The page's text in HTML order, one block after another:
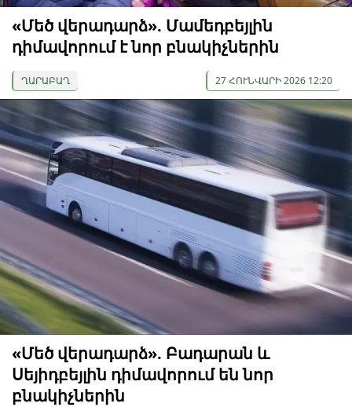
«Մեծ վերադարձ». Մամեդբեյլին
դիմավորում է նոր բնակիչներին
ՂԱՐԱԲԱՂ 27 ՀՈՒՆՎԱՐԻ 2026 12:20
«Մեծ վերադարձ». Բադարան և
Սեյիդբեյլին դիմավորում են նոր
բնակիչներին